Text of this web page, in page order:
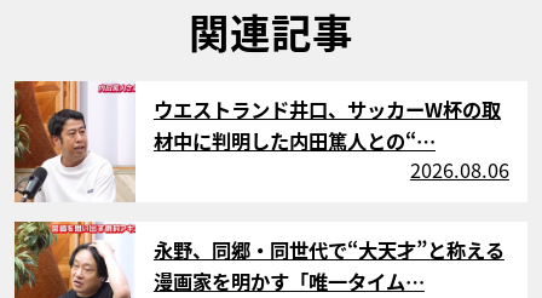
関連記事
サムネイル
ウエストランド井口、サッカーW杯の取
材中に判明した内田篤人との“…
2026.08.06
サムネイル
永野、同郷・同世代で“大天才”と称える
漫画家を明かす「唯一タイム…